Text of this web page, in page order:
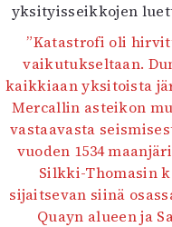
yksityisseikkojen
”Katastrofi oli
vaikutukseltaan.
kaikkiaan yksitoista
Mercallin asteikon
vastaavasta
vuoden 1534
Silkki-Thomasin
sijaitsevan siinä
Quayn alueen ja